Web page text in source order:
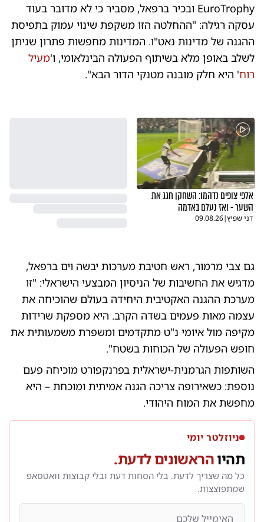
EuroTrophy ובכיר ברפאל, מסביר כי לא מדובר בעוד
עסקה רגילה: "ההחלטה הזו משקפת שינוי עמוק בתפיסת
ההגנה של מדינות נאט"ו. המדינות מחפשות פתרון שניתן
לשלב באופן מלא בשיתוף הפעולה הבינלאומי, ו'מעיל
רוח' היא חלק מובנה מטנקי הדור הבא".
אלפי צופים נדהמו: השחקן חגג את
השער - ואז נעלם באדמה
דני שפיץ|
09.08.26
גם צבי מרמור, ראש חטיבת מערכות יבשה וים ברפאל,
מדגיש את החשיבות של הניסיון המבצעי הישראלי: "זו
מערכת ההגנה האקטיבית היחידה בעולם שהוכיחה את
עצמה מאות פעמים בשדה הקרב. היא מספקת שרידות
מקיפה מול איומי נ"ט מתקדמים ומשפרת משמעותית את
חופש הפעולה של הכוחות בשטח".
השותפות הגרמנית-ישראלית בפרנקפורט מוכיחה פעם
נוספת: כשאירופה צריכה הגנה אמיתית ומוכחת – היא
מחפשת את המוח היהודי.
ניוזלטר יומי
תהיוהראשונים לדעת.
כל מה שצריך לדעת. בלי הסחות דעת ובלי קבוצות וואטסאפ
שמתפוצצות.